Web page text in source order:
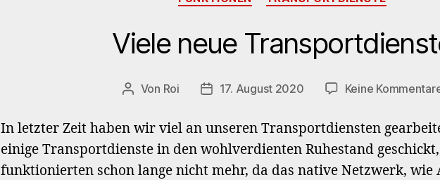
Viele neue
Beitragsautor
Von Roi Veröffentlichungsdatum
17. August 2020 Keine
In letzter Zeit haben wir viel an unseren Transportdiensten
einige Transportdienste in den wohlverdienten Ruhestand
funktionierten schon lange nicht mehr, da das native Netzwerk, wie